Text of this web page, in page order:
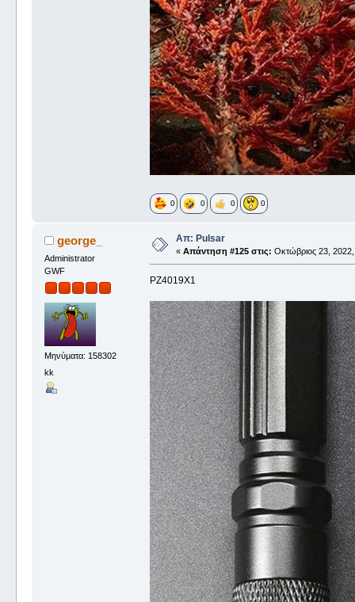
0 0 0 0
george_
Administrator
GWF
Μηνύματα: 158302
kk
Απ: Pulsar
« Απάντηση #125 στις: Οκτώβριος 23,
PZ4019X1